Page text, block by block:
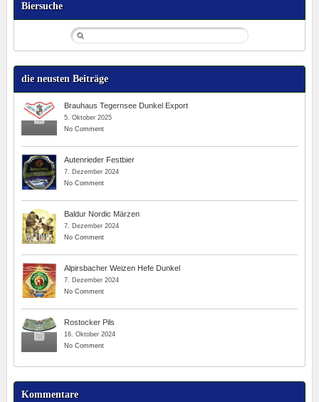
Biersuche
die neusten Beiträge
Brauhaus Tegernsee Dunkel Export
5. Oktober 2025
No Comment
Autenrieder Festbier
7. Dezember 2024
No Comment
Baldur Nordic Märzen
7. Dezember 2024
No Comment
Alpirsbacher Weizen Hefe Dunkel
7. Dezember 2024
No Comment
Rostocker Pils
16. Oktober 2024
No Comment
Kommentare